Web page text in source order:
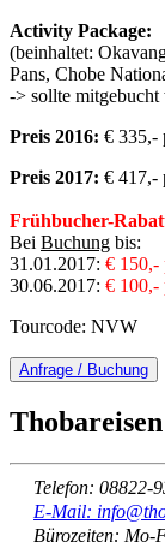
Activity Package:
(beinhaltet:
Pans, Chobe
-> sollte mitgebucht
Preis 2016: € 335,-
Preis 2017: € 417,-
Frühbucher-
Bei Buchung bis:
31.01.2017: € 150,-
30.06.2017: € 100,-
Tourcode: NVW
Anfrage / Buchung
Thobareisen
Telefon: 08822-
E-Mail:
Bürozeiten: Mo-